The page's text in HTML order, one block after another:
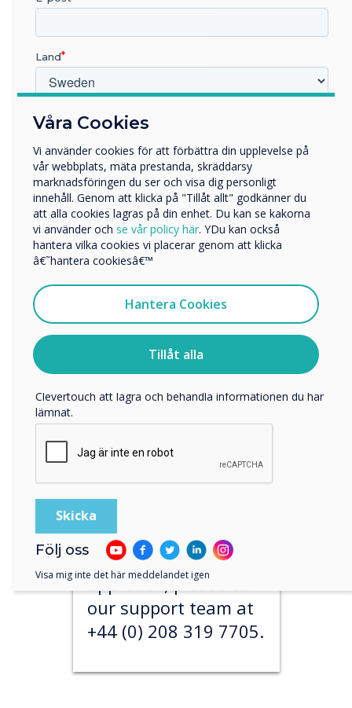
ticket
The quickest and
easiest way to
contact our customer
support team is by
ticket.
Open a support
ticket
Contact Us
Our team are
available Monday
through Friday from
(excluding public
holidays).
If you would like a
more direct
approach, please call
our support team at
+44 (0) 208 319 7705.
Våra Cookies
Vi använder cookies för att förbättra din upplevelse på
vår webbplats, mäta prestanda, skräddarsy
marknadsföringen du ser och visa dig personligt
innehåll. Genom att klicka på "Tillåt allt" godkänner du
att alla cookies lagras på din enhet. Du kan se kakorna
vi använder och se vår policy här. YDu kan också
hantera vilka cookies vi placerar genom att klicka
â€˜hantera cookiesâ€™
Hantera Cookies
Tillåt alla
Land
Vilken bransch arbetar du inom?
Företag
Övriga
Företagets namn
Vi skulle vilja kontakta dig angående våra produkter och
Jag samtycker till att ta emot kommunikation från
För information om hur vi samlar in och använder dina
personuppgifter, besök vårintegritetspolicy
Clevertouch att lagra och behandla informationen du har
lämnat.
Följ oss
Visa mig inte det här meddelandet igen